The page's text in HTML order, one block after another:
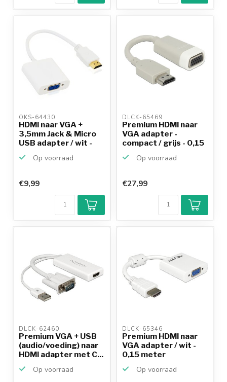
OKS-64430
HDMI naar VGA +
3,5mm Jack & Micro
USB adapter / wit -
Op voorraad
€9,99
DLCK-65469
Premium HDMI naar
VGA adapter -
compact / grijs - 0,15
Op voorraad
€27,99
DLCK-62460
Premium VGA + USB
(audio/voeding) naar
HDMI adapter met C...
Op voorraad
DLCK-65346
Premium HDMI naar
VGA adapter / wit -
0,15 meter
Op voorraad